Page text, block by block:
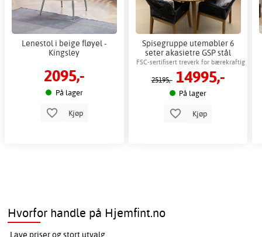
Lenestol i beige fløyel -
Kingsley
2095,-
På lager
Kjøp
Spisegruppe utemøbler 6
seter akasietre GSP stål
antrasitt + Flekkfjerner for
møbler
FSC-sertifisert treverk for bærekraftig
terrasse
25195,- 14995,-
På lager
Kjøp
Hvorfor handle på Hjemfint.no
Lave priser og stort utvalg